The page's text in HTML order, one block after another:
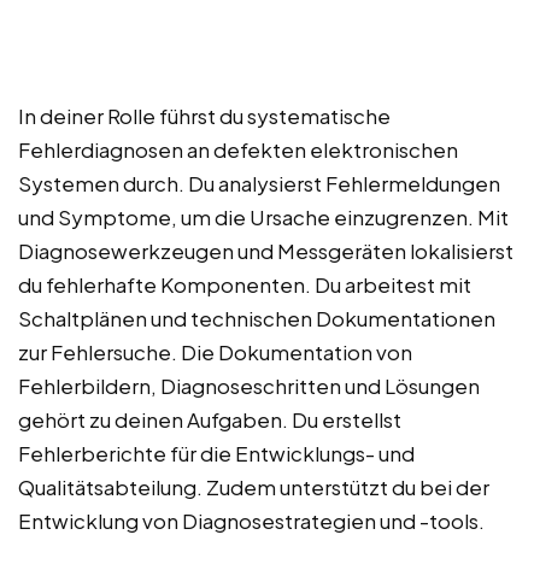
In deiner Rolle führst du systematische
Fehlerdiagnosen an defekten elektronischen
Systemen durch. Du analysierst Fehlermeldungen
und Symptome, um die Ursache einzugrenzen. Mit
Diagnosewerkzeugen und Messgeräten lokalisierst
du fehlerhafte Komponenten. Du arbeitest mit
Schaltplänen und technischen Dokumentationen
zur Fehlersuche. Die Dokumentation von
Fehlerbildern, Diagnoseschritten und Lösungen
gehört zu deinen Aufgaben. Du erstellst
Fehlerberichte für die Entwicklungs- und
Qualitätsabteilung. Zudem unterstützt du bei der
Entwicklung von Diagnosestrategien und -tools.